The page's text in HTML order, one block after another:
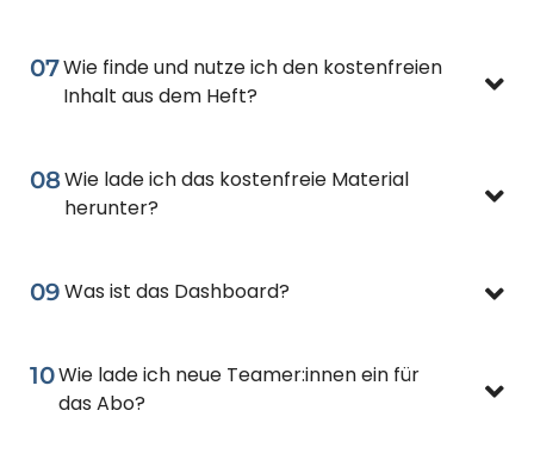
07Wie finde und nutze ich den kostenfreien
Inhalt aus dem Heft?
08Wie lade ich das kostenfreie Material
herunter?
09Was ist das Dashboard?
10Wie lade ich neue Teamer:innen ein für
das Abo?